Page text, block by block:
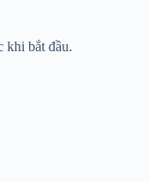
khi bắt đầu.